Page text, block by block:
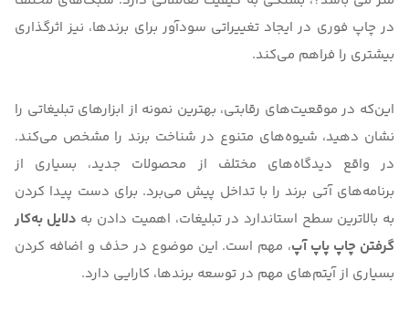
در چاپ فوری در ایجاد تغییراتی سودآور برای برندها، نیز اثرگذاری
بیشتری را فراهم می‌کند.
این‌که در موقعیت‌های رقابتی، بهترین نمونه از ابزارهای تبلیغاتی را
نشان دهید، شیوه‌های متنوع در شناخت برند را مشخص می‌کند.
در واقع دیدگاه‌‌های مختلف از محصولات جدید، بسیاری از
برنامه‌‌های آتی برند را با تداخل پیش می‌برد. برای دست پیدا کردن
به بالاترین سطح استاندارد در تبلیغات، اهمیت دادن به دلایل به‌کار
گرفتن چاپ پاپ آپ، مهم است. این موضوع در حذف و اضافه کردن
بسیاری از آیتم‌های مهم در توسعه برندها، کارایی دارد.